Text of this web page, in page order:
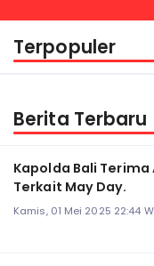
Terpopuler
Berita Terbaru
Kapolda Bali
Terkait May Day.
Kamis, 01 Mei 2025 22:44